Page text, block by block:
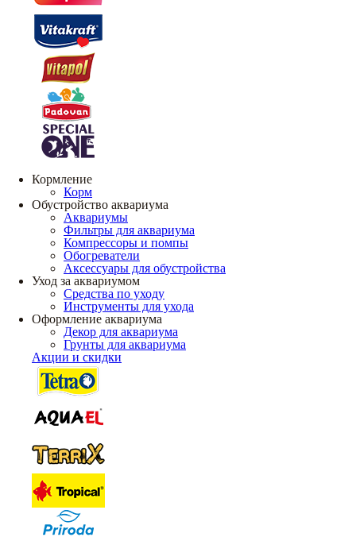
Кормление
Корм
Обустройство аквариума
Аквариумы
Фильтры для аквариума
Компрессоры и помпы
Обогреватели
Аксессуары для обустройства
Уход за аквариумом
Средства по уходу
Инструменты для ухода
Оформление аквариума
Декор для аквариума
Грунты для аквариума
Акции и скидки